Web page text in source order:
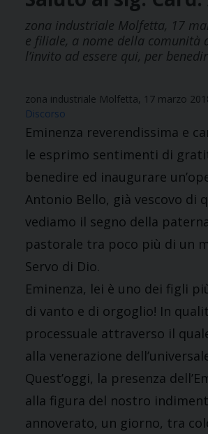
zona industriale Molfetta, 17
e filiale, a nome della comunità
l’invito ad essere qui, per
zona industriale Molfetta, 17 marzo
Discorso
Eminenza reverendissima e
le esprimo sentimenti di
benedire ed inaugurare
Antonio Bello, già vescovo di
vediamo il segno della
pastorale tra poco più di un
Servo di Dio.
Eminenza, lei è uno dei figli
di vanto e di orgoglio! In
processuale attraverso il
alla venerazione
Quest’oggi, la presenza
alla figura del nostro
annoverato, un giorno, tra